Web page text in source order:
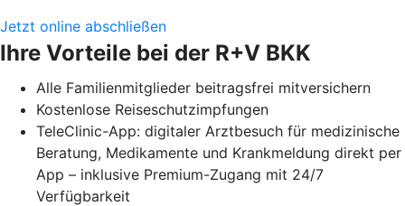
Jetzt online abschließen
Ihre Vorteile bei der R+V BKK
Alle Familienmitglieder beitragsfrei mitversichern
Kostenlose Reiseschutzimpfungen
TeleClinic-App: digitaler Arztbesuch für medizinische
Beratung, Medikamente und Krankmeldung direkt per
App – inklusive Premium-Zugang mit 24/7
Verfügbarkeit